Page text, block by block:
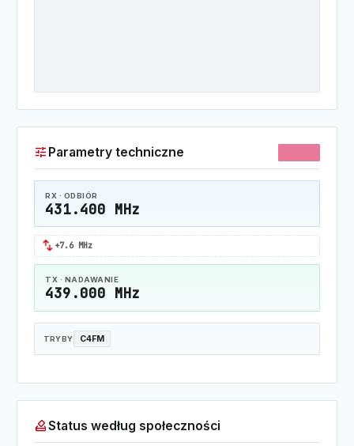
tune Parametry techniczne
RX · ODBIÓR
431.400 MHz
swap_horiz+7.6 MHz
TX · NADAWANIE
439.000 MHz
TRYBY C4FM
how_to_voteStatus według społeczności